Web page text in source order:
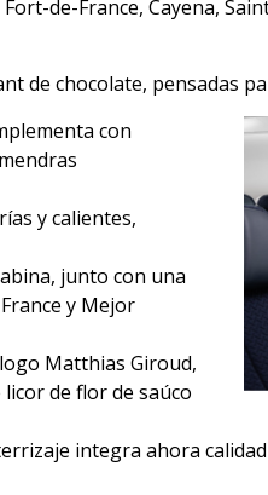
de-France, Cayena,
de chocolate, pensadas
con
y calientes,
junto con una
y Mejor
Matthias Giroud,
de flor de saúco
integra ahora